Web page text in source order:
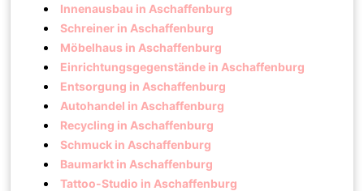
Innenausbau in Aschaffenburg
Schreiner in Aschaffenburg
Möbelhaus in Aschaffenburg
Einrichtungsgegenstände in Aschaffenburg
Entsorgung in Aschaffenburg
Autohandel in Aschaffenburg
Recycling in Aschaffenburg
Schmuck in Aschaffenburg
Baumarkt in Aschaffenburg
Tattoo-Studio in Aschaffenburg